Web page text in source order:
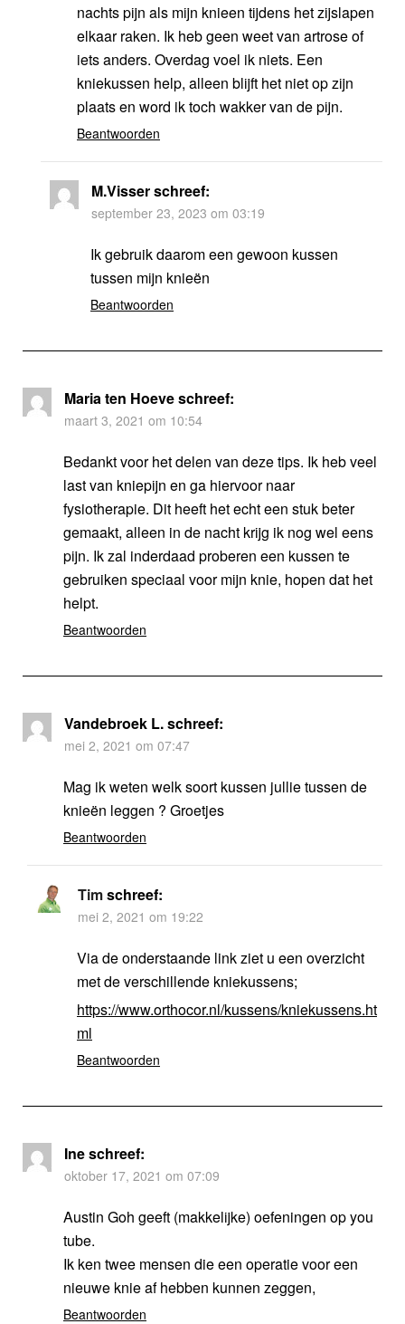
nachts pijn als mijn knieen tijdens het zijslapen
elkaar raken. Ik heb geen weet van artrose of
iets anders. Overdag voel ik niets. Een
kniekussen help, alleen blijft het niet op zijn
plaats en word ik toch wakker van de pijn.
Beantwoorden
M.Visserschreef:
september 23, 2023 om 03:19
Ik gebruik daarom een gewoon kussen
tussen mijn knieën
Beantwoorden
Maria ten Hoeveschreef:
maart 3, 2021 om 10:54
Bedankt voor het delen van deze tips. Ik heb veel
last van kniepijn en ga hiervoor naar
fysiotherapie. Dit heeft het echt een stuk beter
gemaakt, alleen in de nacht krijg ik nog wel eens
pijn. Ik zal inderdaad proberen een kussen te
gebruiken speciaal voor mijn knie, hopen dat het
helpt.
Beantwoorden
Vandebroek L.schreef:
mei 2, 2021 om 07:47
Mag ik weten welk soort kussen jullie tussen de
knieën leggen ? Groetjes
Beantwoorden
Timschreef:
mei 2, 2021 om 19:22
Via de onderstaande link ziet u een overzicht
met de verschillende kniekussens;
https://www.orthocor.nl/kussens/kniekussens.ht
ml
Beantwoorden
Ineschreef:
oktober 17, 2021 om 07:09
Austin Goh geeft (makkelijke) oefeningen op you
tube.
Ik ken twee mensen die een operatie voor een
nieuwe knie af hebben kunnen zeggen,
Beantwoorden